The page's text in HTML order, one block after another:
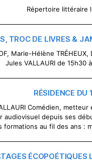
Répertoire littéraire
TROC DE LIVRES &
Marie-Hélène TRÉHEUX,
Jules VALLAURI de 15h30
RÉSIDENCE DU
Comédien,
depuis ses
formations au fil des ans :
ÉCOPOÉTIQUES